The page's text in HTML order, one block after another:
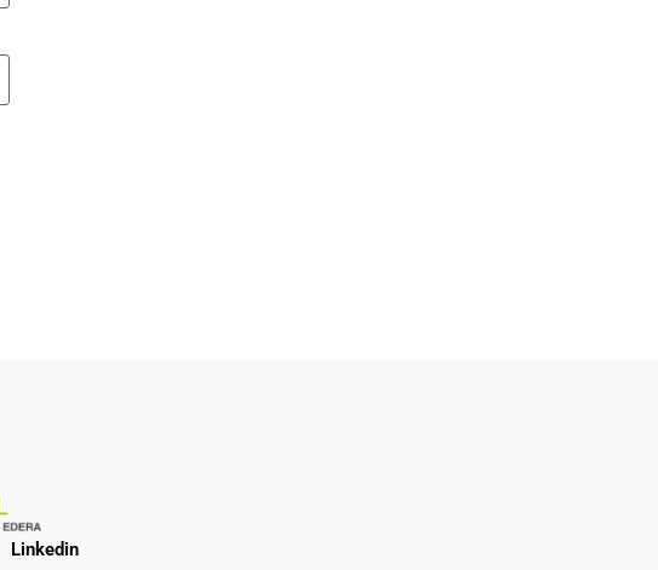
Linkedin